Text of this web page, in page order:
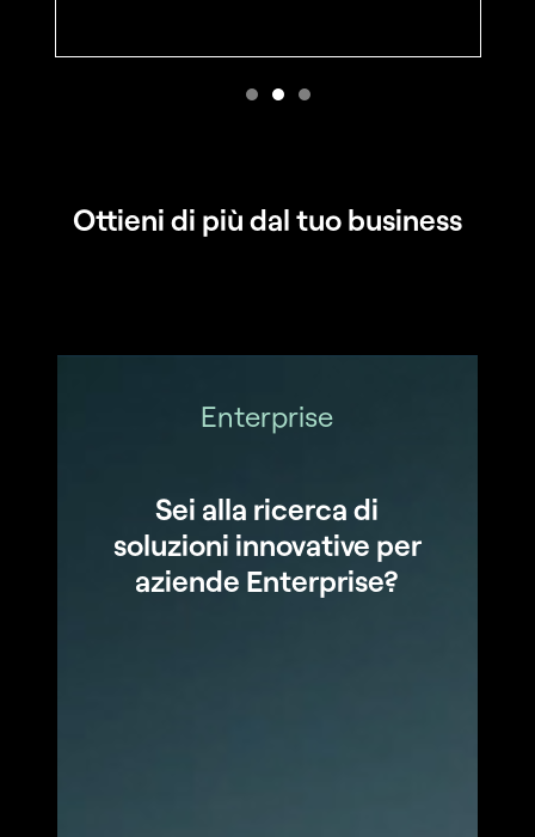
Ottieni di più dal tuo business
Enterprise
Sei alla ricerca di
soluzioni innovative per
aziende Enterprise?